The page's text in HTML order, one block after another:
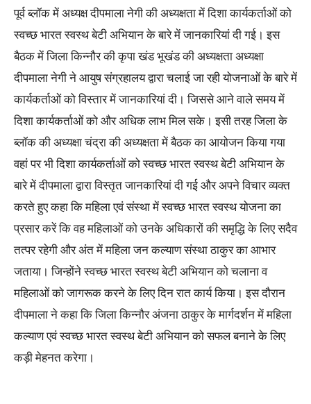
पूर्व ब्लॉक में अध्यक्ष दीपमाला नेगी की अध्यक्षता में दिशा कार्यकर्ताओं को
स्वच्छ भारत स्वस्थ बेटी अभियान के बारे में जानकारियां दी गई। इस
बैठक में जिला किन्नौर की कृपा खंड भूखंड की अध्यक्षता अध्यक्षा
दीपमाला नेगी ने आयुष संग्रहालय द्वारा चलाई जा रही योजनाओं के बारे में
कार्यकर्ताओं को विस्तार में जानकारियां दी। जिससे आने वाले समय में
दिशा कार्यकर्ताओं को और अधिक लाभ मिल सके। इसी तरह जिला के
ब्लॉक की अध्यक्षा चंद्रा की अध्यक्षता में बैठक का आयोजन किया गया
वहां पर भी दिशा कार्यकर्ताओं को स्वच्छ भारत स्वस्थ बेटी अभियान के
बारे में दीपमाला द्वारा विस्तृत जानकारियां दी गई और अपने विचार व्यक्त
करते हुए कहा कि महिला एवं संस्था में स्वच्छ भारत स्वस्थ योजना का
प्रसार करें कि वह महिलाओं को उनके अधिकारों की समृद्धि के लिए सदैव
तत्पर रहेगी और अंत में महिला जन कल्याण संस्था ठाकुर का आभार
जताया। जिन्होंने स्वच्छ भारत स्वस्थ बेटी अभियान को चलाना व
महिलाओं को जागरूक करने के लिए दिन रात कार्य किया। इस दौरान
दीपमाला ने कहा कि जिला किन्नौर अंजना ठाकुर के मार्गदर्शन में महिला
कल्याण एवं स्वच्छ भारत स्वस्थ बेटी अभियान को सफल बनाने के लिए
कड़ी मेहनत करेगा।